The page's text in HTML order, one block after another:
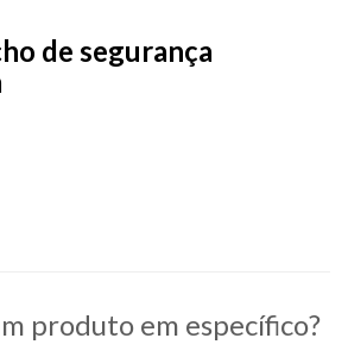
de segurança
produto em específico?